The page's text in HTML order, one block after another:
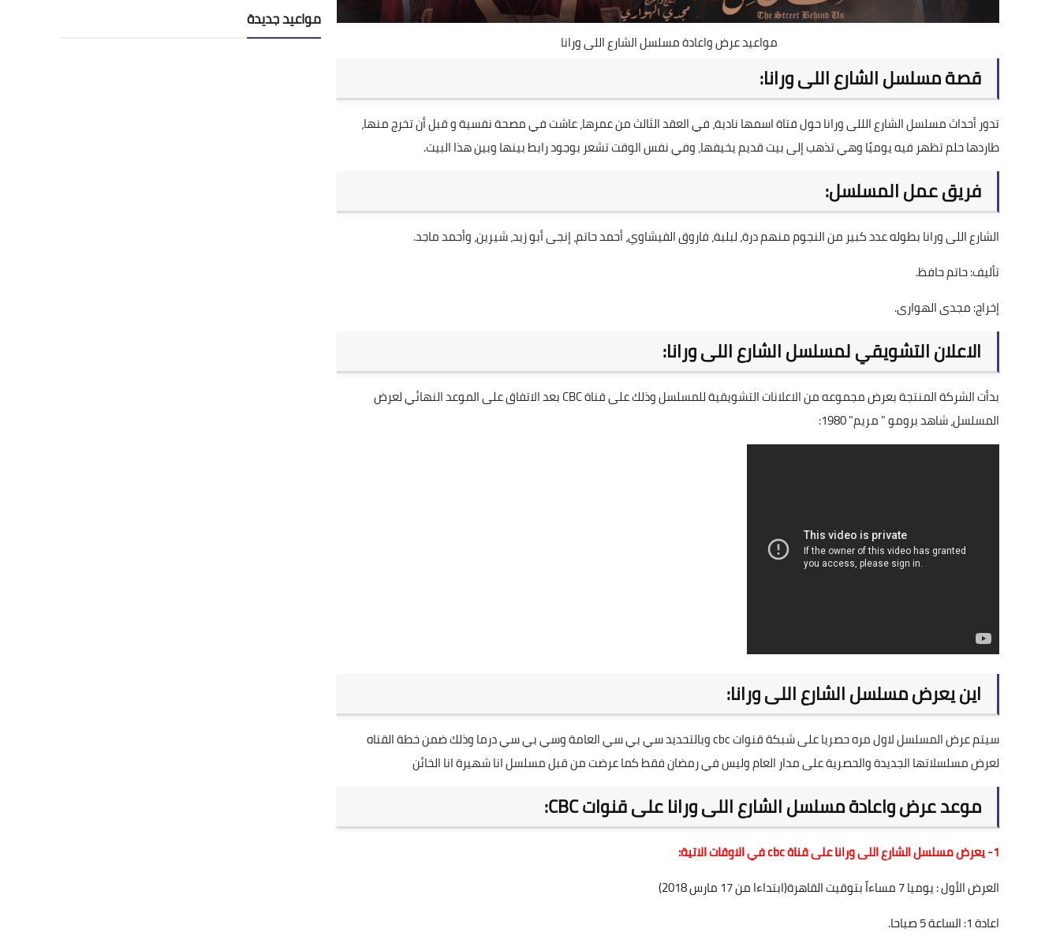
مواعيد عرض واعادة مسلسل الشارع اللى ورانا
قصة مسلسل الشارع اللى ورانا:
تدور أحداث مسلسل الشارع الللى ورانا حول فتاة اسمها نادية، في العقد الثالث من عمرها، عاشت في مصحة نفسية و قبل أن تخرج منها،
طاردها حلم تظهر فيه يوميًا وهي تذهب إلى بيت قديم يخيفها، وفي نفس الوقت تشعر بوجود رابط بينها وبين هذا البيت.
فريق عمل المسلسل:
الشارع اللى ورانا بطوله عدد كبير من النجوم منهم درة، لبلبة، فاروق الفيشاوي، أحمد حاتم، إنجى أبو زيد، شيرين، وأحمد ماجد.
تأليف: حاتم حافظ.
إخراج: مجدى الهوارى.
الاعلان التشويقي لمسلسل الشارع اللى ورانا:
بدأت الشركة المنتجة بعرض مجموعه من الاعلانات التشويقية للمسلسل وذلك على قناة CBC بعد الاتفاق على الموعد النهائي لعرض
المسلسل، شاهد برومو " مريم" 1980:
اين يعرض مسلسل الشارع اللى ورانا:
سيتم عرض المسلسل لاول مره حصريا على شبكة قنوات cbc وبالتحديد سي بي سي العامة وسي بي سي درما وذلك ضمن خطة القناه
لعرض مسلسلاتها الجديدة والحصرية على مدار العام وليس في رمضان فقط كما عرضت من قبل مسلسلانا شهيرة انا الخائن
موعد عرض واعادة مسلسل الشارع اللى ورانا على قنوات CBC:
1- يعرض مسلسل الشارع اللى ورانا على قناة cbc في الاوقات الاتية:
العرض الأول : يوميا 7 مساءاً بتوقيت القاهرة(ابتداءا من 17 مارس 2018)
اعادة 1: الساعة 5 صباحا.
مواعيد جديدة